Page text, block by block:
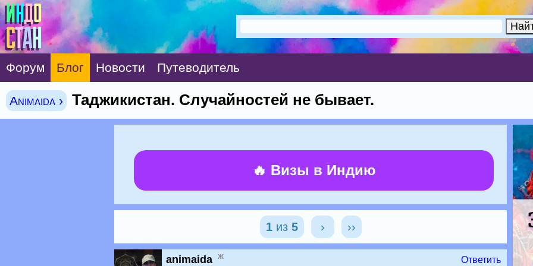
Форум Блог Новости Путеводитель
Animaida › Таджикистан. Случайностей не бывает.
🔥 Визы в Индию
1из 5 › ››
animaida ж Ответить